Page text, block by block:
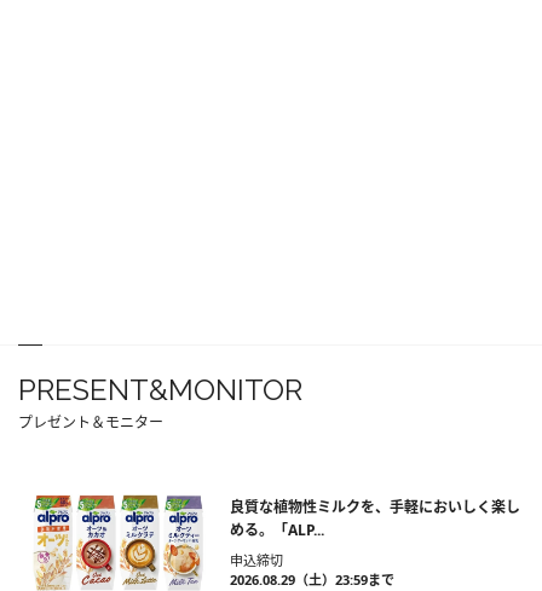
PRESENT&MONITOR
プレゼント＆モニター
良質な植物性ミルクを、手軽においしく楽し
める。「ALP...
申込締切
2026.08.29（土）23:59まで